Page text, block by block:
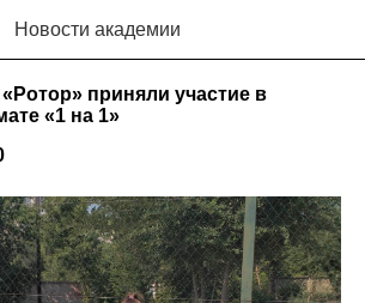
Новости академии
приняли участие в
«1 на 1»